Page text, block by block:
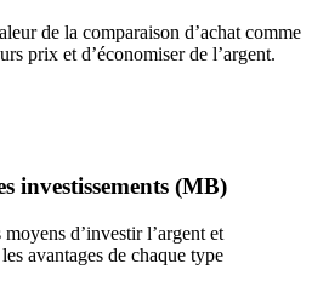
de la comparaison d’achat comme
prix et d’économiser de l’argent.
investissements (MB)
d’investir l’argent et
avantages de chaque type